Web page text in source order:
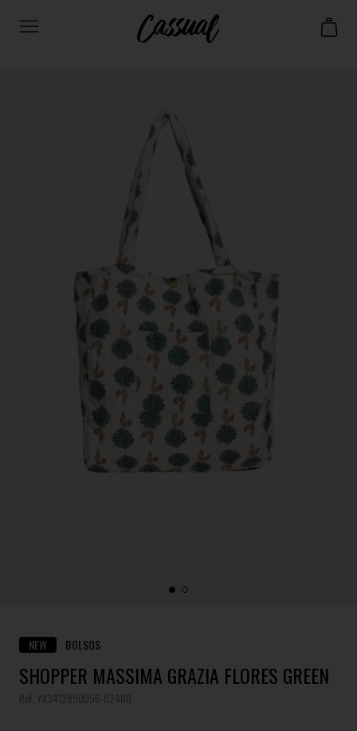
NEW BOLSOS
SHOPPER MASSIMA GRAZIA FLORES GREEN
Ref. YX3412890056-62400